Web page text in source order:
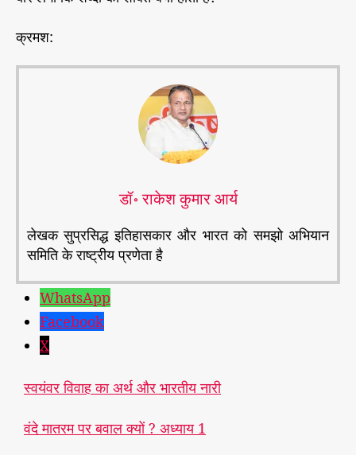
क्रमश:
डॉ॰ राकेश कुमार आर्य
लेखक सुप्रसिद्ध इतिहासकार और भारत को समझो अभियान
समिति के राष्ट्रीय प्रणेता है
WhatsApp
Facebook
X
स्वयंवर विवाह का अर्थ और भारतीय नारी
वंदे मातरम पर बवाल क्यों ? अध्याय 1
#